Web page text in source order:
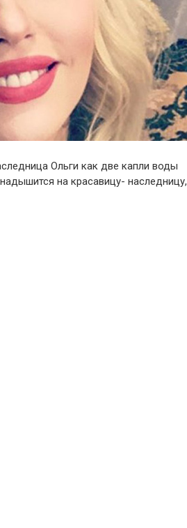
Ольги как две капли воды
на красавицу- наследницу,